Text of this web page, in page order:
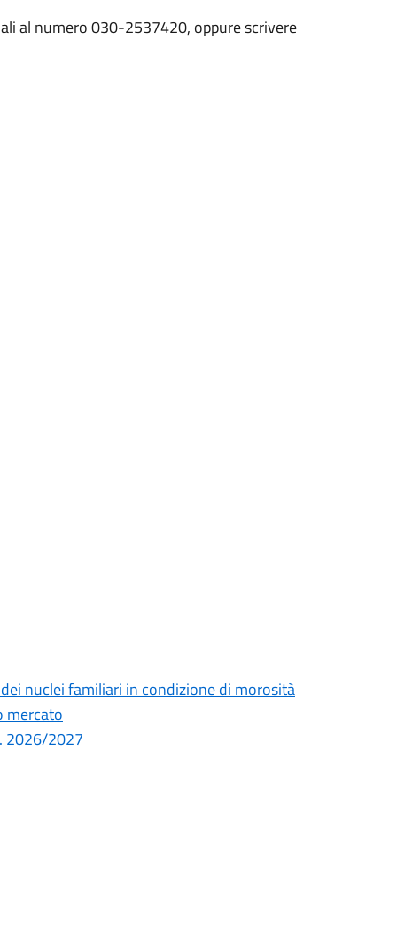
al numero 030-2537420, oppure scrivere
nuclei familiari in condizione di morosità
mercato
2026/2027